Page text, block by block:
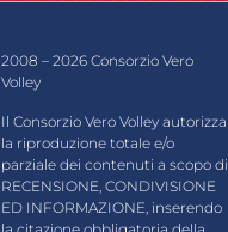
2008 – 2026 Consorzio Vero
Volley
Il Consorzio Vero Volley autorizza
la riproduzione totale e/o
parziale dei contenuti a scopo di
RECENSIONE, CONDIVISIONE
ED INFORMAZIONE, inserendo